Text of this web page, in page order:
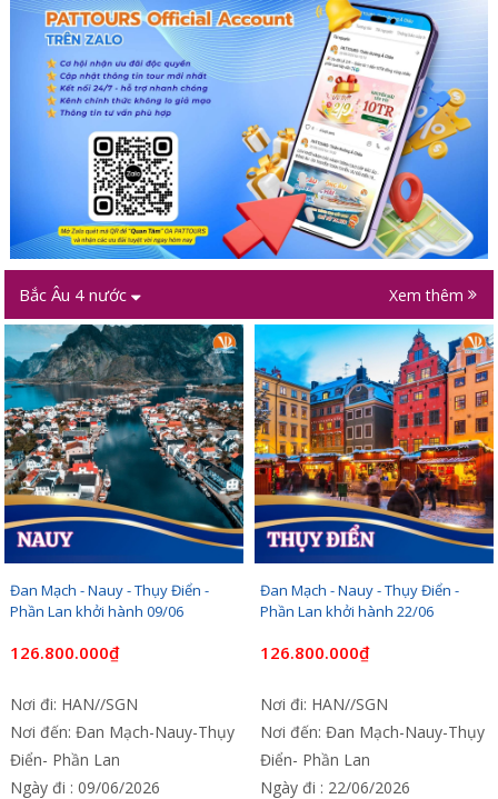
Bắc Âu 4 nước Xem thêm
Đan Mạch - Nauy - Thụy Điển -
Phần Lan khởi hành 09/06
126.800.000₫
Nơi đi: HAN//SGN
Nơi đến: Đan Mạch-Nauy-Thụy
Điển- Phần Lan
Ngày đi : 09/06/2026
Đan Mạch - Nauy - Thụy Điển -
Phần Lan khởi hành 22/06
126.800.000₫
Nơi đi: HAN//SGN
Nơi đến: Đan Mạch-Nauy-Thụy
Điển- Phần Lan
Ngày đi : 22/06/2026